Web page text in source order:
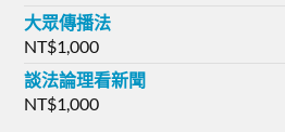
大眾傳播法
NT$1,000
談法論理看新聞
NT$1,000